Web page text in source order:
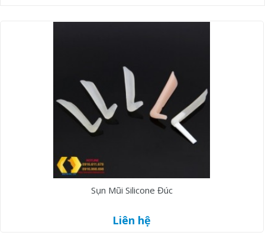
Sụn Mũi Silicone Đúc
Liên hệ